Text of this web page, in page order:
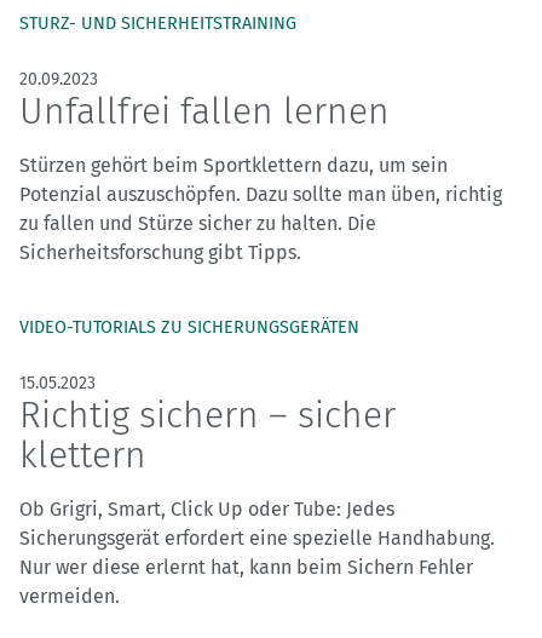
STURZ- UND SICHERHEITSTRAINING
20.09.2023
Unfallfrei fallen lernen
Stürzen gehört beim Sportklettern dazu, um sein
Potenzial auszuschöpfen. Dazu sollte man üben, richtig
zu fallen und Stürze sicher zu halten. Die
Sicherheitsforschung gibt Tipps.
VIDEO-TUTORIALS ZU SICHERUNGSGERÄTEN
15.05.2023
Richtig sichern – sicher
klettern
Ob Grigri, Smart, Click Up oder Tube: Jedes
Sicherungsgerät erfordert eine spezielle Handhabung.
Nur wer diese erlernt hat, kann beim Sichern Fehler
vermeiden.